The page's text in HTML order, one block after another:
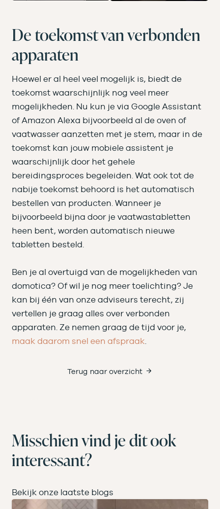
De toekomst van verbonden
apparaten
Hoewel er al heel veel mogelijk is, biedt de
toekomst waarschijnlijk nog veel meer
mogelijkheden. Nu kun je via Google Assistant
of Amazon Alexa bijvoorbeeld al de oven of
vaatwasser aanzetten met je stem, maar in de
toekomst kan jouw mobiele assistent je
waarschijnlijk door het gehele
bereidingsproces begeleiden. Wat ook tot de
nabije toekomst behoord is het automatisch
bestellen van producten. Wanneer je
bijvoorbeeld bijna door je vaatwastabletten
heen bent, worden automatisch nieuwe
tabletten besteld.
Ben je al overtuigd van de mogelijkheden van
domotica? Of wil je nog meer toelichting? Je
kan bij één van onze adviseurs terecht, zij
vertellen je graag alles over verbonden
apparaten. Ze nemen graag de tijd voor je,
maak daarom snel een afspraak
Terug naar overzicht
Misschien vind je dit ook
interessant?
Bekijk onze laatste blogs